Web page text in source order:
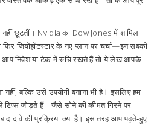
नहीं छूटतीं। Nvidia का Dow Jones में शामिल
जियोहॉटस्टार के नए प्लान पर चर्चा—इन सबको
आप निवेश या टेक में रुचि रखते हैं तो ये लेख आपके
नहीं, बल्कि उसे उपयोगी बनाना भी है। इसलिए हम
टिप्स जोड़ते हैं—जैसे सोने की कीमत गिरने पर
दावे की प्रक्रिया क्या है। इस तरह आप पढ़ते‑हुए